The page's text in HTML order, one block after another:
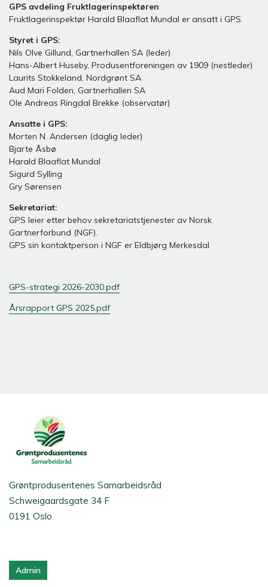
GPS avdeling Fruktlagerinspektøren
Fruktlagerinspektør Harald Blaaflat Mundal er ansatt i GPS.
Styret i GPS:
Nils Olve Gillund, Gartnerhallen SA (leder)
Hans-Albert Huseby, Produsentforeningen av 1909 (nestleder)
Laurits Stokkeland, Nordgrønt SA
Aud Mari Folden, Gartnerhallen SA
Ole Andreas Ringdal Brekke (observatør)
Ansatte i GPS:
Morten N. Andersen (daglig leder)
Bjarte Åsbø
Harald Blaaflat Mundal
Sigurd Sylling
Gry Sørensen
Sekretariat:
GPS leier etter behov sekretariatstjenester av Norsk
Gartnerforbund (NGF).
GPS sin kontaktperson i NGF er Eldbjørg Merkesdal
GPS-strategi 2026-2030.pdf
Årsrapport GPS 2025.pdf
Grøntprodusentenes Samarbeidsråd
Schweigaardsgate 34 F
0191 Oslo
Admin